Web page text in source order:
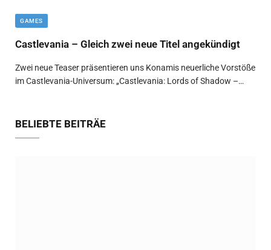
GAMES
Castlevania – Gleich zwei neue Titel angekündigt
Zwei neue Teaser präsentieren uns Konamis neuerliche Vorstöße
im Castlevania-Universum: „Castlevania: Lords of Shadow –…
BELIEBTE BEITRÄE